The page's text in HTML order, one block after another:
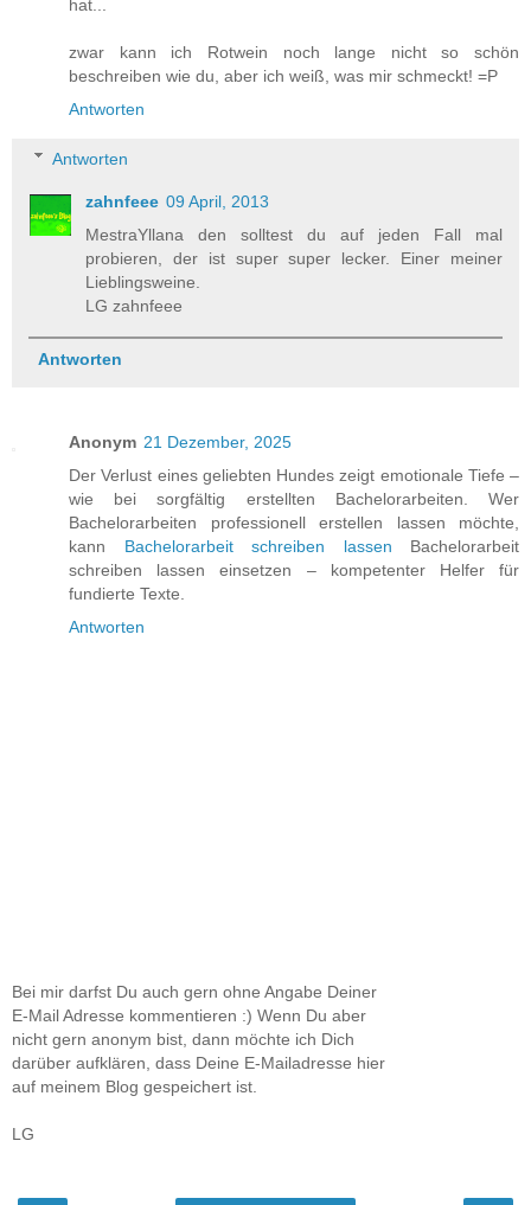
hat...
zwar kann ich Rotwein noch lange nicht so schön
beschreiben wie du, aber ich weiß, was mir schmeckt! =P
Antworten
Antworten
zahnfeee 09 April, 2013
MestraYllana den solltest du auf jeden Fall mal
probieren, der ist super super lecker. Einer meiner
Lieblingsweine.
LG zahnfeee
Antworten
Anonym 21 Dezember, 2025
Der Verlust eines geliebten Hundes zeigt emotionale Tiefe –
wie bei sorgfältig erstellten Bachelorarbeiten. Wer
Bachelorarbeiten professionell erstellen lassen möchte,
kann Bachelorarbeit schreiben lassen Bachelorarbeit
schreiben lassen einsetzen – kompetenter Helfer für
fundierte Texte.
Antworten
Bei mir darfst Du auch gern ohne Angabe Deiner
E-Mail Adresse kommentieren :) Wenn Du aber
nicht gern anonym bist, dann möchte ich Dich
darüber aufklären, dass Deine E-Mailadresse hier
auf meinem Blog gespeichert ist.
LG